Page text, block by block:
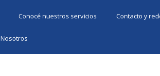
Conocé nuestros servicios Contacto y
Nosotros